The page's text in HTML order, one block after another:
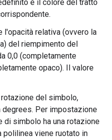
è il colore del tratto
l'opacità relativa (ovvero la
del riempimento del
0,0 (completamente
opaco). Il valore
del simbolo,
Per impostazione
di simbolo ha una rotazione
polilinea viene ruotato in